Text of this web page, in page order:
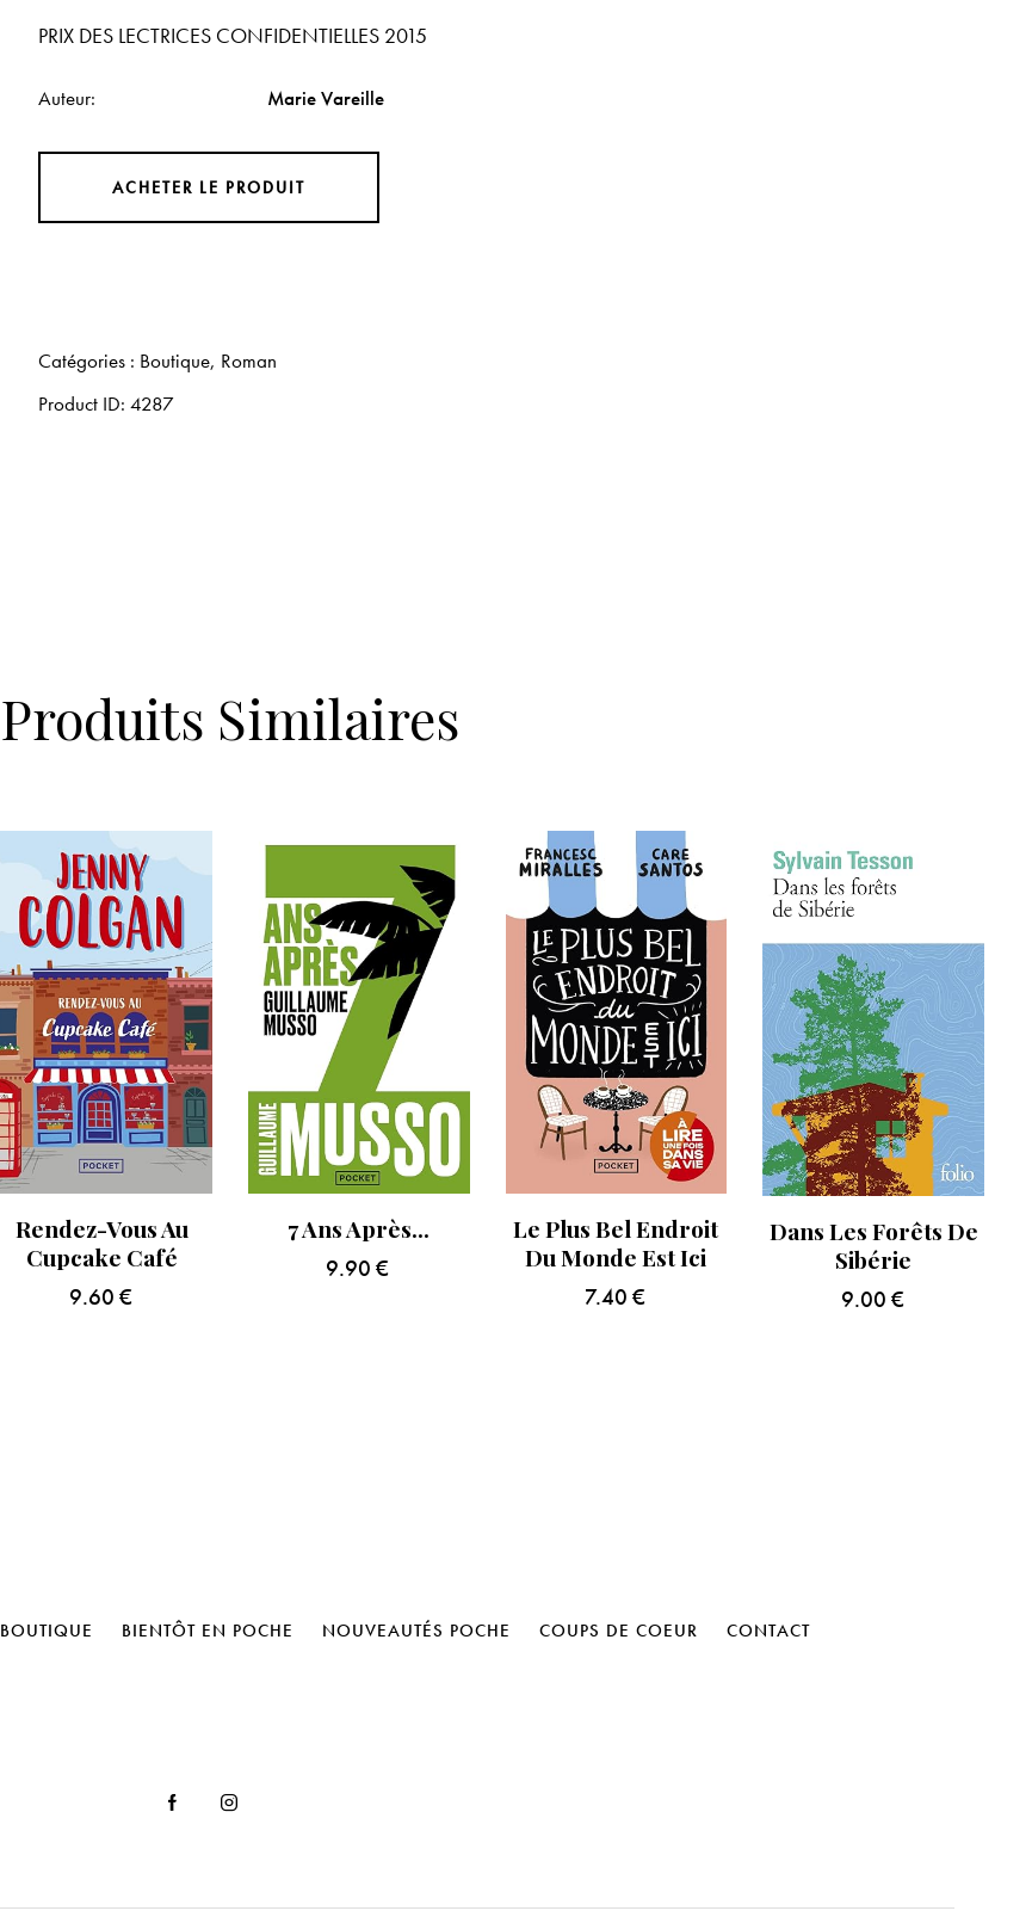
PRIX DES LECTRICES CONFIDENTIELLES 2015
Auteur Marie Vareille
ACHETER LE PRODUIT
Catégories : Boutique, Roman
Product ID:4287
Produits Similaires
Rendez-Vous Au
Cupcake Café
9.60 €
7 Ans Après…
9.90€
Le Plus Bel Endroit
Du Monde Est Ici
7.40 €
Dans Les Forêts De
Sibérie
9.00 €
BOUTIQUE BIENTÔT EN POCHE NOUVEAUTÉS POCHE COUPS DE COEUR CONTACT